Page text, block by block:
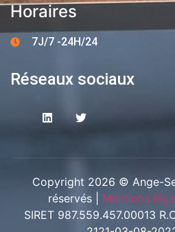
Horaires
7J/7 -24H/24
Réseaux sociaux
Copyright 2026 © Ange-
réservés | Mentions
SIRET 987.559.457.00013